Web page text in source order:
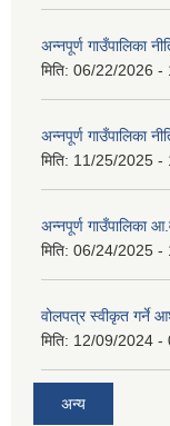
अन्नपूर्ण गाउँपालिका
मिति: 06/22/2026 -
अन्नपूर्ण गाउँपालिका
मिति: 11/25/2025 -
अन्नपूर्ण गाउँपालिका
मिति: 06/24/2025 -
वोलपत्र स्वीकृत गर्ने
मिति: 12/09/2024 -
अन्य